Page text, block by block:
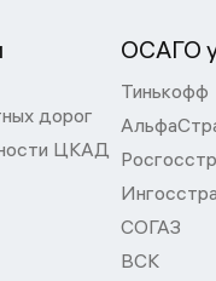
дорог
ЦКАД
ОСАГО
Тинькофф
СОГАЗ
ВСК